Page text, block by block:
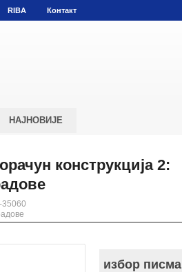
RIBA Контакт
НАЈНОВИЈЕ
конструкција 2:
избор писма